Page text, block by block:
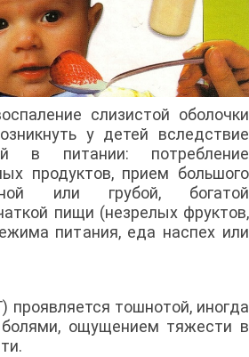
слизистой оболочки
у детей вследствие
в питании: потребление
продуктов, прием большого
или грубой, богатой
пищи (незрелых фруктов,
питания, еда наспех или
проявляется тошнотой, иногда
ощущением тяжести в